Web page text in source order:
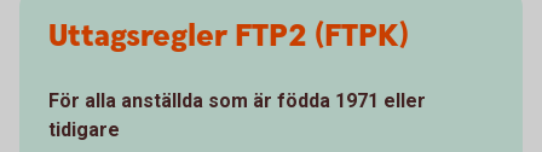
Uttagsregler FTP2 (FTPK)
För alla anställda som är födda 1971 eller
tidigare